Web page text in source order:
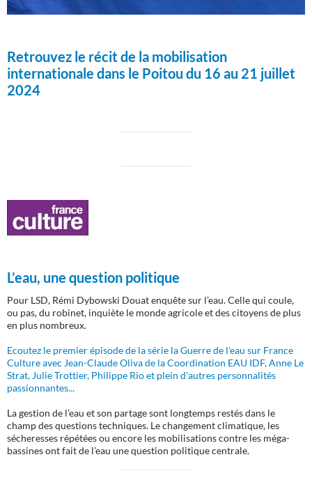
Retrouvez le récit de la mobilisation
internationale dans le Poitou du 16 au 21 juillet
2024
L’eau, une question politique
Pour LSD, Rémi Dybowski Douat enquête sur l’eau. Celle qui coule,
ou pas, du robinet, inquiète le monde agricole et des citoyens de plus
en plus nombreux.
Ecoutez le premier épisode de la série la Guerre de l'eau sur France
Culture avec Jean-Claude Oliva de la Coordination EAU IDF, Anne Le
Strat, Julie Trottier, Philippe Rio et plein d'autres personnalités
passionnantes...
La gestion de l’eau et son partage sont longtemps restés dans le
champ des questions techniques. Le changement climatique, les
sécheresses répétées ou encore les mobilisations contre les méga-
bassines ont fait de l’eau une question politique centrale.